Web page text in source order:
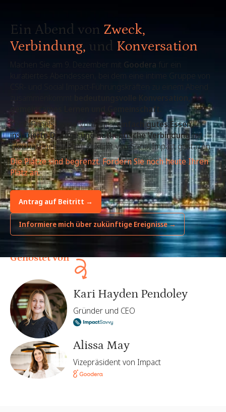
Ein Abend von Zweck,
Verbindung, und Konversation
Machen Sie am 9. Dezember mit Goodera für ein
kuratiertes Abendessen, bei dem eine intime Gruppe von
bedeutungsvolle Konversation,
gemeinsames Lernen und Gemeinschaft.
Keine Panels, keine Vorträge -einfach gutes Essen,
inspirierte Dialoge und authentische Verbindungmit
Gleichaltrigen, die die Zukunft von Social Impact gestalten.
Die Plätze sind begrenzt. Fordern Sie noch heute Ihren
Platz an.
Antrag auf Beitritt →
Informiere mich über zukünftige Ereignisse →
Gehostet von
Kari Hayden Pendoley
Gründer und CEO
Alissa May
Vizepräsident von Impact